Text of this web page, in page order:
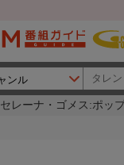
セレーナ・ゴメス:ポッ